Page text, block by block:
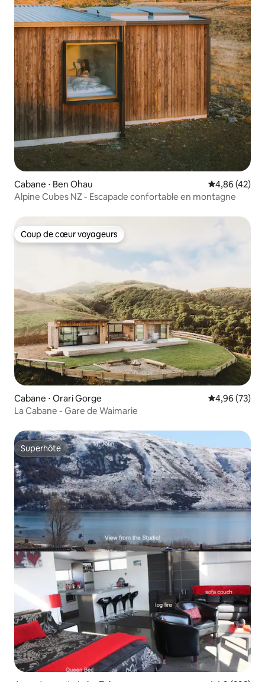
Cabane ⋅ Ben Ohau Évaluation
4,86 (42)
Alpine Cubes NZ - Escapade confortable en montagne
Coup de cœur voyageurs
Coup de cœur voyageurs
Cabane ⋅ Orari Gorge Évaluation
4,96 (73)
La Cabane - Gare de Waimarie
Superhôte
Superhôte